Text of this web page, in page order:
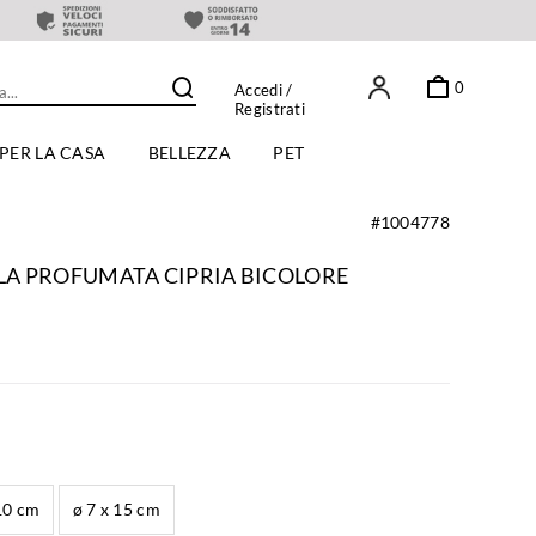
Accedi /
Registrati
0
PER LA CASA BELLEZZA PET
#1004778
PROFUMATA CIPRIA BICOLORE
cm ø 7 x 15 cm